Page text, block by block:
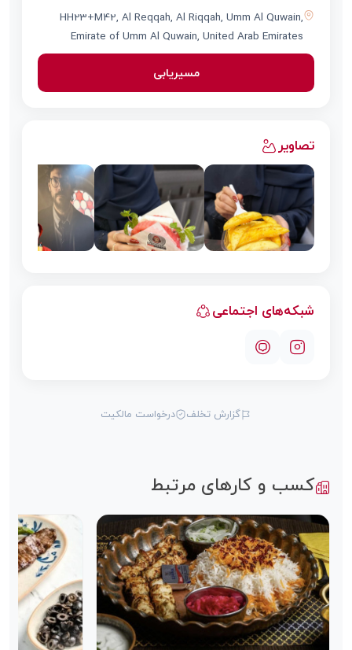
HH23+M42, Al Reqqah, Al Riqqah, Umm Al Quwain,
Emirate of Umm Al Quwain, United Arab Emirates
مسیریابی
تصاویر
شبکه‌های اجتماعی
گزارش تخلف درخواست مالکیت
کسب و کارهای مرتبط